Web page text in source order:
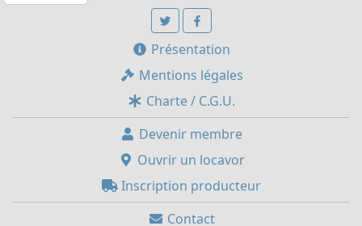
Présentation
Mentions légales
Charte / C.G.U.
Devenir membre
Ouvrir un locavor
Inscription producteur
Contact